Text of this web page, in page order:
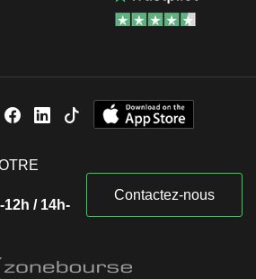
/ 14h-
Contactez-nous